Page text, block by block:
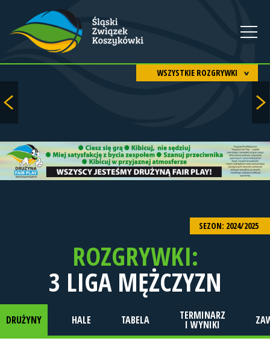
WSZYSTKIE ROZGRYWKI
SEZON: 2024/2025
ROZGRYWKI:
3 LIGA MĘŻCZYZN
DRUŻYNY HALE TABELA TERMINARZ
I WYNIKI